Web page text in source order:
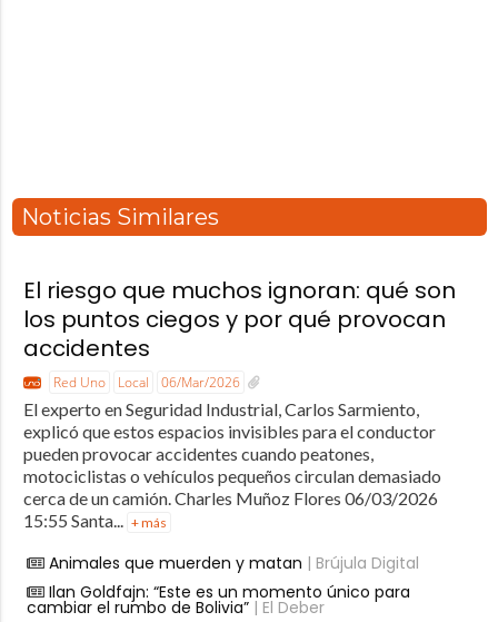
Noticias Similares
El riesgo que muchos ignoran: qué son
los puntos ciegos y por qué provocan
accidentes
Red Uno Local 06/Mar/2026
El experto en Seguridad Industrial, Carlos Sarmiento,
explicó que estos espacios invisibles para el conductor
pueden provocar accidentes cuando peatones,
motociclistas o vehículos pequeños circulan demasiado
cerca de un camión. Charles Muñoz Flores 06/03/2026
15:55 Santa... + más
Animales que muerden y matan | Brújula Digital
Ilan Goldfajn: “Este es un momento único para
cambiar el rumbo de Bolivia”| El Deber